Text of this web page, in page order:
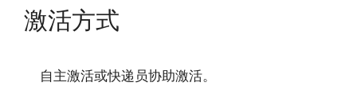
激活方式
自主激活或快递员协助激活。